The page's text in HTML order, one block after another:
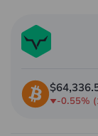
-0.55%